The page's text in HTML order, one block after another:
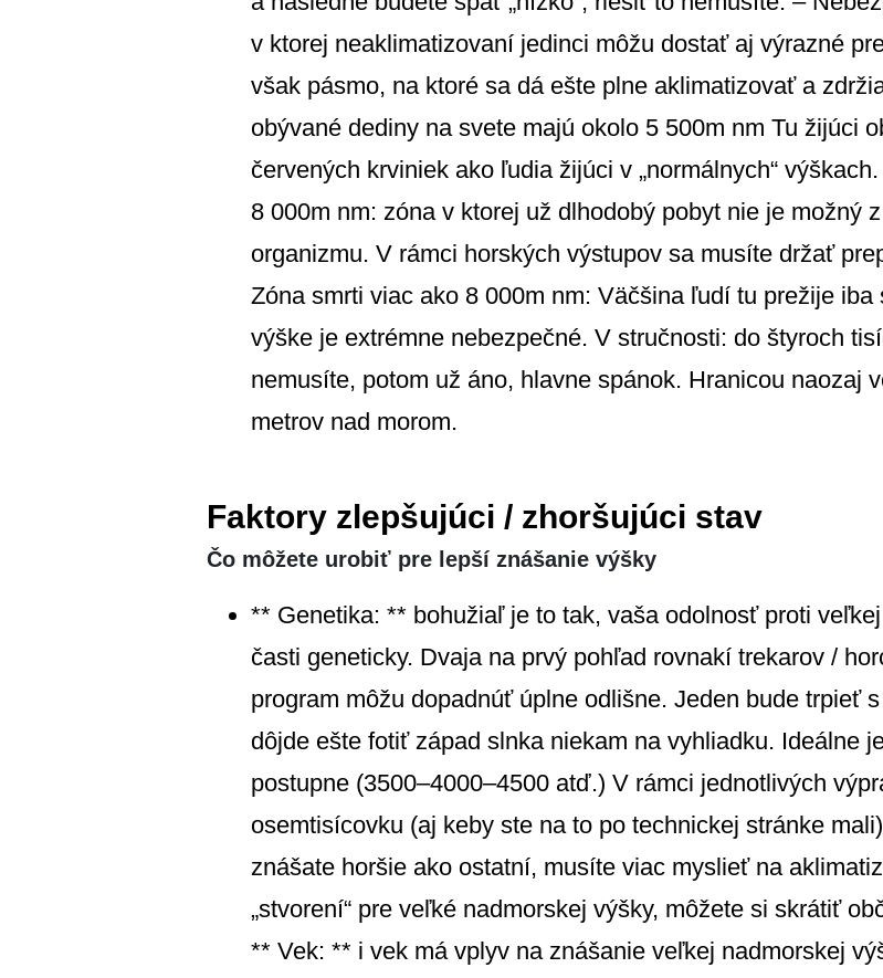
v ktorej neaklimatizovaní jedinci môžu dostať aj výrazné
však pásmo, na ktoré sa dá ešte plne aklimatizovať a
obývané dediny na svete majú okolo 5 500m nm Tu žijúci
červených krviniek ako ľudia žijúci v „normálnych“
8 000m nm: zóna v ktorej už dlhodobý pobyt nie je možný
organizmu. V rámci horských výstupov sa musíte držať
Zóna smrti viac ako 8 000m nm: Väčšina ľudí tu prežije
výške je extrémne nebezpečné. V stručnosti: do štyroch
nemusíte, potom už áno, hlavne spánok. Hranicou naozaj
metrov nad morom.
Faktory zlepšujúci / zhoršujúci stav
Čo môžete urobiť pre lepší znášanie výšky
** Genetika: ** bohužiaľ je to tak, vaša odolnosť proti
časti geneticky. Dvaja na prvý pohľad rovnakí trekarov /
program môžu dopadnúť úplne odlišne. Jeden bude trpieť
dôjde ešte fotiť západ slnka niekam na vyhliadku. Ideálne
postupne (3500–4000–4500 atď.) V rámci jednotlivých
osemtisícovku (aj keby ste na to po technickej stránke
znášate horšie ako ostatní, musíte viac myslieť na
„stvorení“ pre veľké nadmorskej výšky, môžete si skrátiť
** Vek: ** i vek má vplyv na znášanie veľkej nadmorskej